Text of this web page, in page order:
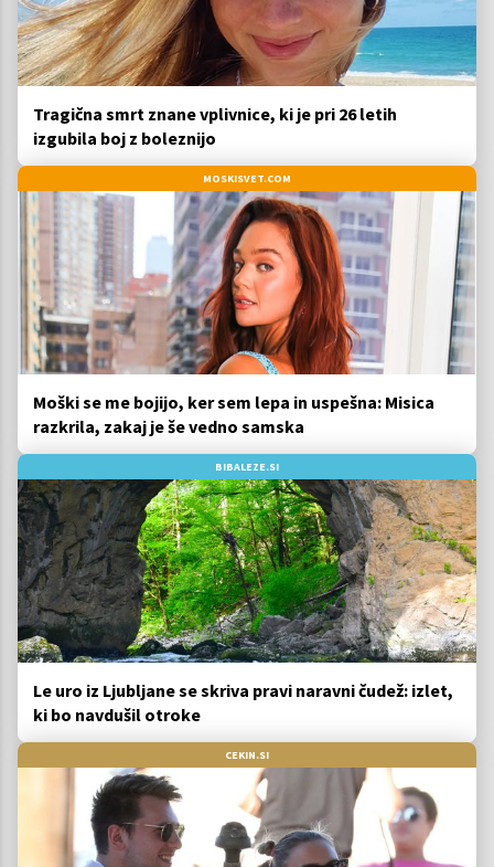
Tragična smrt znane vplivnice, ki je pri 26 letih
izgubila boj z boleznijo
MOSKISVET.COM
Moški se me bojijo, ker sem lepa in uspešna: Misica
razkrila, zakaj je še vedno samska
BIBALEZE.SI
Le uro iz Ljubljane se skriva pravi naravni čudež: izlet,
ki bo navdušil otroke
CEKIN.SI